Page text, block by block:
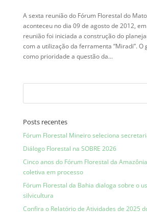
A sexta reunião do Fórum Florestal do
aconteceu no dia 09 de agosto de 2012,
reunião foi iniciada a construção do
com a utilização da ferramenta “Miradi”. O
como prioridade a questão da...
Posts recentes
Fórum Florestal Mineiro seleciona
Diálogo Florestal na SOBRE 2026
Cinco anos do Fórum Florestal da
coletiva em processo
Fórum Florestal da Bahia dialoga sobre o
silvicultura
Confira o Relatório de Atividades de 2025